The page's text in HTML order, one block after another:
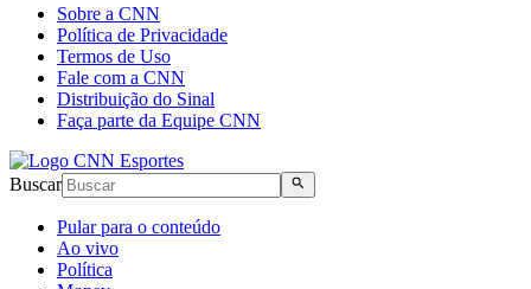
Sobre a CNN
Política de Privacidade
Termos de Uso
Fale com a CNN
Distribuição do Sinal
Faça parte da Equipe CNN
Buscar
Pular para o conteúdo
Ao vivo
Política